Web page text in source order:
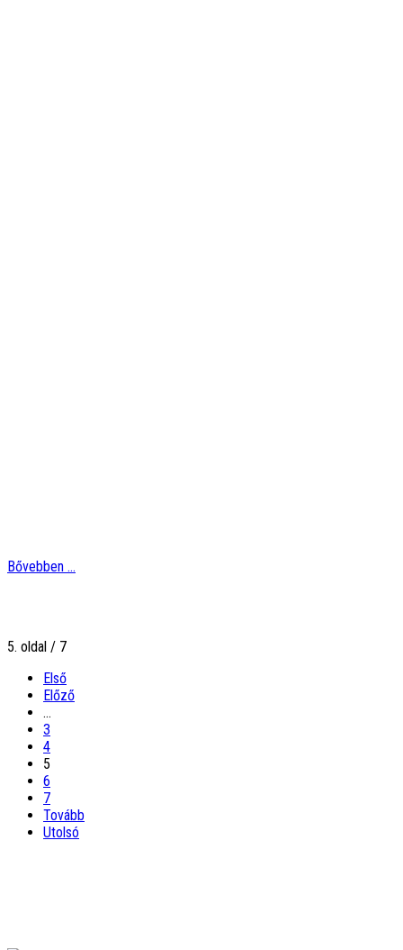
Bővebben ...
5. oldal / 7
Első
Előző
…
3
4
5
6
7
Tovább
Utolsó